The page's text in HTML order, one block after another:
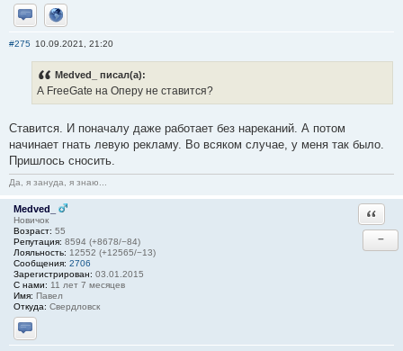
Отправить личное сообщение
Сайт
#275 10.09.2021, 21:20
Medved_ писал(а):
А FreeGate на Оперу не ставится?
Ставится. И поначалу даже работает без нареканий. А потом
начинает гнать левую рекламу. Во всяком случае, у меня так было.
Пришлось сносить.
Да, я зануда, я знаю...
Medved_
Новичок
Возраст: 55
Репутация: 8594 (+8678/−84)
Лояльность: 12552 (+12565/−13)
Сообщения: 2706
Зарегистрирован: 03.01.2015
С нами: 11 лет 7 месяцев
Имя: Павел
Откуда: Свердловск
Отправить личное сообщение
−